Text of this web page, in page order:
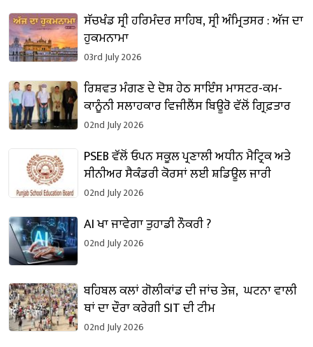
ਸੱਚਖੰਡ ਸ੍ਰੀ ਹਰਿਮੰਦਰ ਸਾਹਿਬ, ਸ੍ਰੀ ਅੰਮ੍ਰਿਤਸਰ : ਅੱਜ ਦਾ
ਹੁਕਮਨਾਮਾ
03rd July 2026
ਰਿਸ਼ਵਤ ਮੰਗਣ ਦੇ ਦੋਸ਼ ਹੇਠ ਸਾਇੰਸ ਮਾਸਟਰ-ਕਮ-
ਕਾਨੂੰਨੀ ਸਲਾਹਕਾਰ ਵਿਜੀਲੈਂਸ ਬਿਊਰੋ ਵੱਲੋਂ ਗ੍ਰਿਫ਼ਤਾਰ
02nd July 2026
PSEB ਵੱਲੋਂ ਓਪਨ ਸਕੂਲ ਪ੍ਰਣਾਲੀ ਅਧੀਨ ਮੈਟ੍ਰਿਕ ਅਤੇ
ਸੀਨੀਅਰ ਸੈਕੰਡਰੀ ਕੋਰਸਾਂ ਲਈ ਸ਼ਡਿਊਲ ਜਾਰੀ
02nd July 2026
AI ਖਾ ਜਾਵੇਗਾ ਤੁਹਾਡੀ ਨੌਕਰੀ ?
02nd July 2026
ਬਹਿਬਲ ਕਲਾਂ ਗੋਲੀਕਾਂਡ ਦੀ ਜਾਂਚ ਤੇਜ਼, ਘਟਨਾ ਵਾਲੀ
ਥਾਂ ਦਾ ਦੌਰਾ ਕਰੇਗੀ SIT ਦੀ ਟੀਮ
02nd July 2026